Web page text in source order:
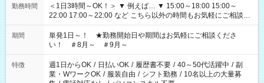
勤務時間
＜1日3時間～OK！＞ ▼ 例えば… ▼ 15:00～18:00 15:00～
22:00 17:00～22:00 など こちら以外の時間もお気軽にご相談く
ださい！
期間
単発1日～！ ★勤務開始日や期間はお気軽にご相談くださ
い！ ＃8月～ ＃9月～
特徴 週1日からOK / 日払いOK / 履歴書不要 / 40～50代活躍中 / 副
業・WワークOK / 服装自由 / シフト勤務 / 10名以上の大量募